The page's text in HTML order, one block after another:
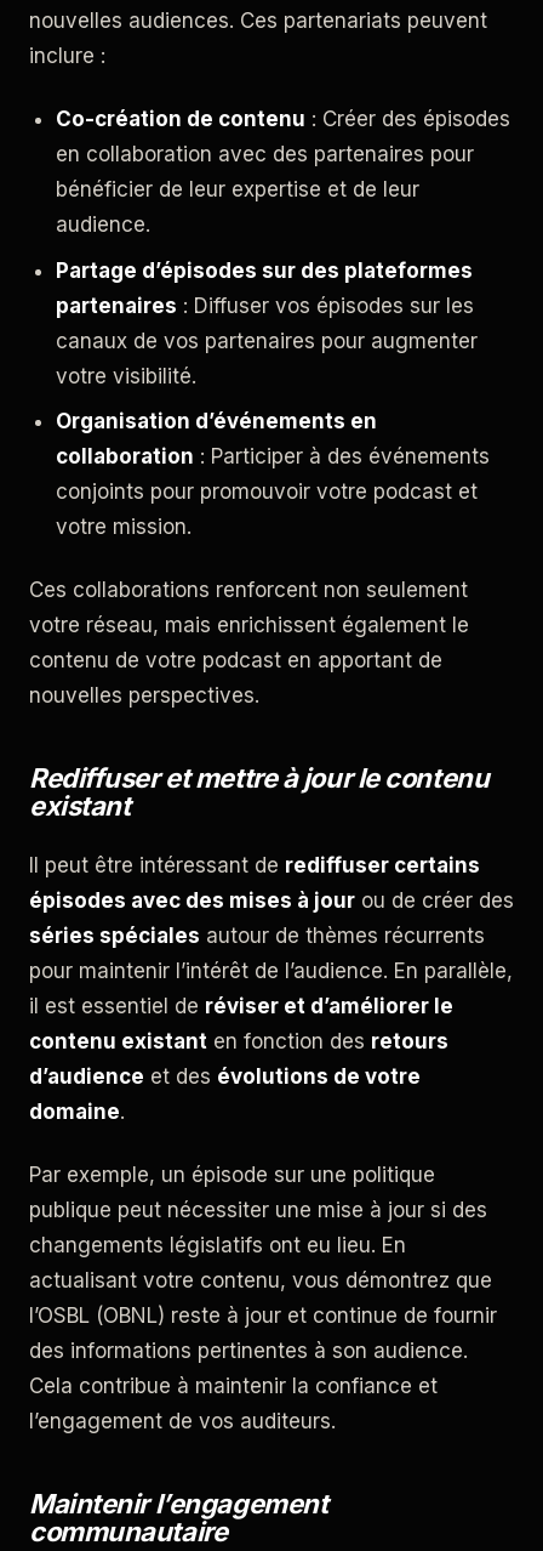
nouvelles audiences. Ces partenariats peuvent
inclure :
Co-création de contenu : Créer des épisodes
en collaboration avec des partenaires pour
bénéficier de leur expertise et de leur
audience.
Partage d’épisodes sur des plateformes
partenaires : Diffuser vos épisodes sur les
canaux de vos partenaires pour augmenter
votre visibilité.
Organisation d’événements en
collaboration : Participer à des événements
conjoints pour promouvoir votre podcast et
votre mission.
Ces collaborations renforcent non seulement
votre réseau, mais enrichissent également le
contenu de votre podcast en apportant de
nouvelles perspectives.
Rediffuser et mettre à jour le contenu
existant
Il peut être intéressant de rediffuser certains
épisodes avec des mises à jour ou de créer des
séries spéciales autour de thèmes récurrents
pour maintenir l’intérêt de l’audience. En parallèle,
il est essentiel de réviser et d’améliorer le
contenu existant en fonction des retours
d’audience et des évolutions de votre
domaine.
Par exemple, un épisode sur une politique
publique peut nécessiter une mise à jour si des
changements législatifs ont eu lieu. En
actualisant votre contenu, vous démontrez que
l’OSBL (OBNL) reste à jour et continue de fournir
des informations pertinentes à son audience.
Cela contribue à maintenir la confiance et
l’engagement de vos auditeurs.
Maintenir l’engagement
communautaire